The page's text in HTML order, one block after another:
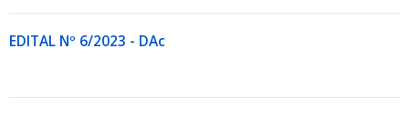
EDITAL Nº 6/2023 - DAc